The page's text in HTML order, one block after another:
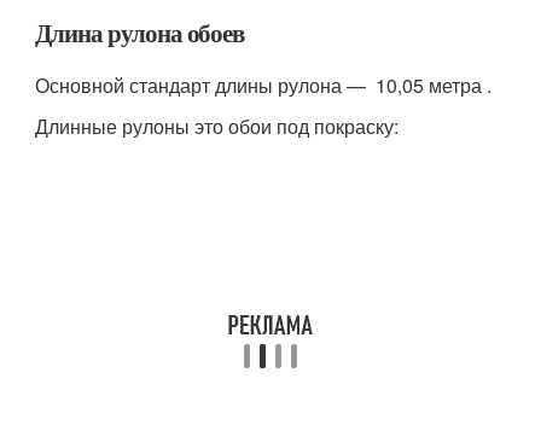
Длина рулона обоев
Основной стандарт длины рулона — 10,05 метра .
Длинные рулоны это обои под покраску: